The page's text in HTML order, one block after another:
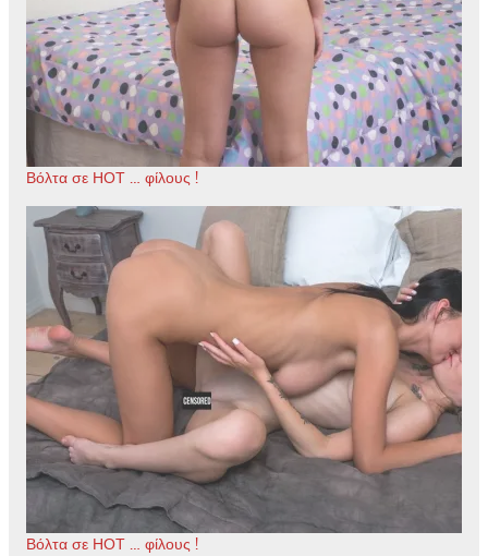
Βόλτα σε ΗΟΤ … φίλους !
Βόλτα σε ΗΟΤ … φίλους !